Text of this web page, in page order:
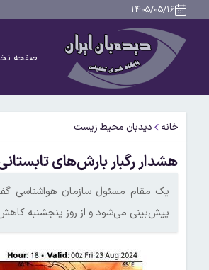
۱۴۰۵/۰۵/۱۶
صفحه
خانه دیدبان محیط زیست
هشدار رگبار بارش‌های تابستانی در ۱۰ استان؛ کاهش دمای تهران از
پیش‌بینی می‌شود و از روز پنجشنبه